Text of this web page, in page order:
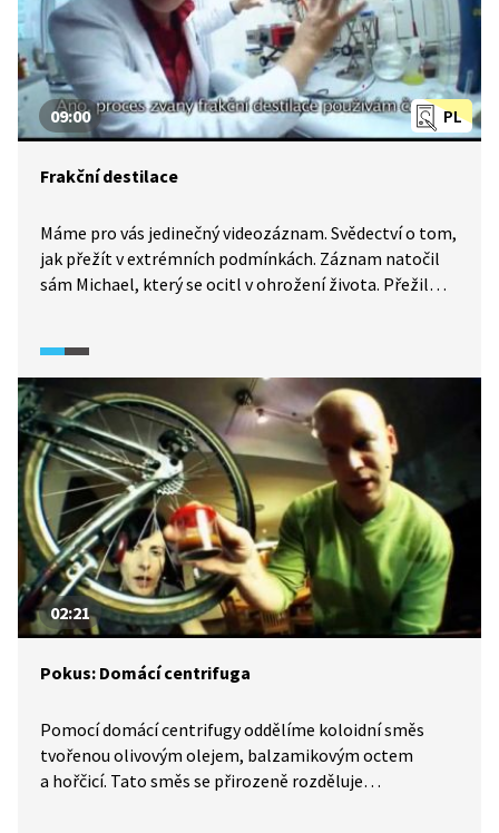
PL
09:00
Frakční destilace
Máme pro vás jedinečný videozáznam. Svědectví o tom,
jak přežít v extrémních podmínkách. Záznam natočil
sám Michael, který se ocitl v ohrožení života. Přežil
přístroj. Jak? Chemik Michael si poradil i v této obtížné
situaci.
02:21
Pokus: Domácí centrifuga
Pomocí domácí centrifugy oddělíme koloidní směs
tvořenou olivovým olejem, balzamikovým octem
a hořčicí. Tato směs se přirozeně rozděluje